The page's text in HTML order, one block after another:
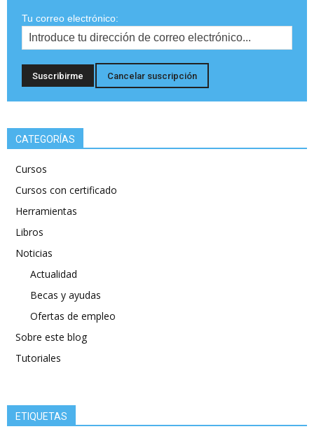
Tu correo electrónico:
CATEGORÍAS
Cursos
Cursos con certificado
Herramientas
Libros
Noticias
Actualidad
Becas y ayudas
Ofertas de empleo
Sobre este blog
Tutoriales
ETIQUETAS